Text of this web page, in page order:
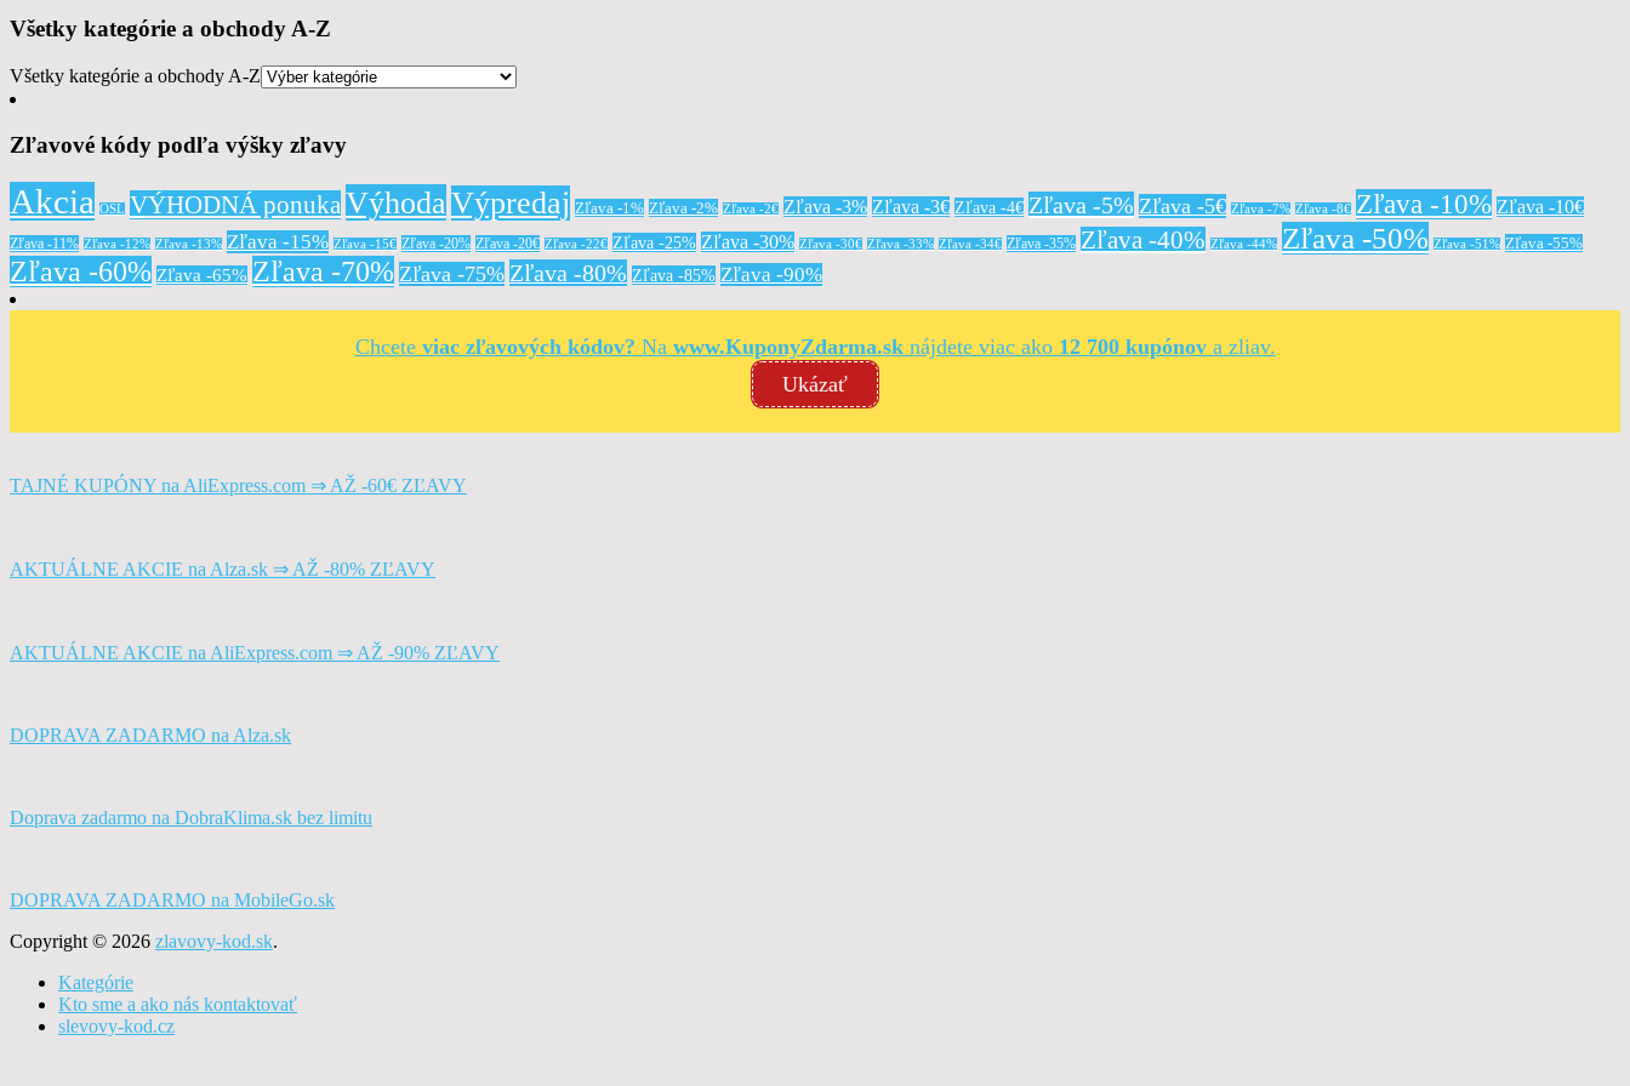
Všetky kategórie a obchody A-Z
Všetky kategórie a obchody A-Z
Zľavové kódy podľa výšky zľavy
Akcia OSL VÝHODNÁ ponukaVýhodaVýpredaj Zľava -1% Zľava -2% Zľava -2€ Zľava -3% Zľava -3€ Zľava -4€ Zľava -5% Zľava -5€ Zľava -7% Zľava -8€ Zľava -10% Zľava -10€
Zľava -11% Zľava -12% Zľava -13% Zľava -15% Zľava -15€ Zľava -20% Zľava -20€ Zľava -22€ Zľava -25% Zľava -30% Zľava -30€ Zľava -33% Zľava -34€ Zľava -35% Zľava -40% Zľava -44% Zľava -50% Zľava -51% Zľava -55%
Zľava -60% Zľava -65% Zľava -70% Zľava -75% Zľava -80% Zľava -85% Zľava -90%
Chcete viac zľavových kódov? Na www.KuponyZdarma.sknájdete viac ako 12 700 kupónova zliav.
Ukázať
TAJNÉ KUPÓNY na AliExpress.com ⇒ AŽ -60€ ZĽAVY
AKTUÁLNE AKCIE na Alza.sk ⇒ AŽ -80% ZĽAVY
AKTUÁLNE AKCIE na AliExpress.com ⇒ AŽ -90% ZĽAVY
DOPRAVA ZADARMO na Alza.sk
Doprava zadarmo na DobraKlima.sk bez limitu
DOPRAVA ZADARMO na MobileGo.sk
Copyright © 2026 zlavovy-kod.sk.
Kategórie
Kto sme a ako nás kontaktovať
slevovy-kod.cz